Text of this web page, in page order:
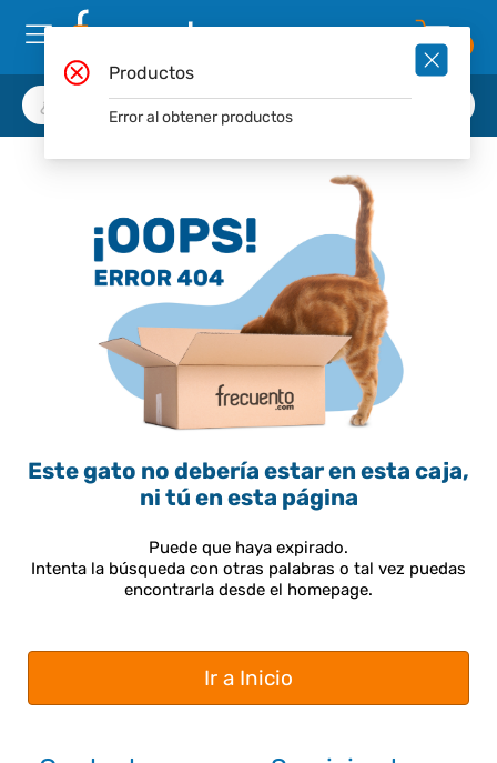
Este gato no debería estar en esta caja,
ni tú en esta página
Puede que haya expirado.
Intenta la búsqueda con otras palabras o tal vez puedas
encontrarla desde el homepage.
Ir a Inicio
Productos
Error al obtener productos